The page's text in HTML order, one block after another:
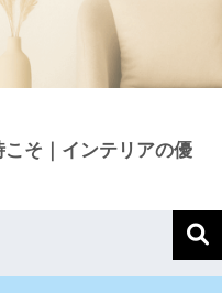
そ｜インテリアの優